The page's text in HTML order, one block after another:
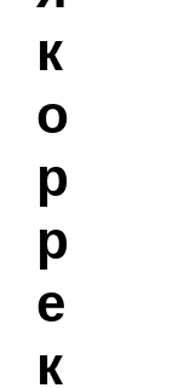
к
о
р
р
е
к